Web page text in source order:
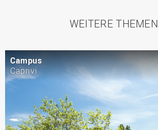
WEITERE THEMEN
Campus
Caprivi